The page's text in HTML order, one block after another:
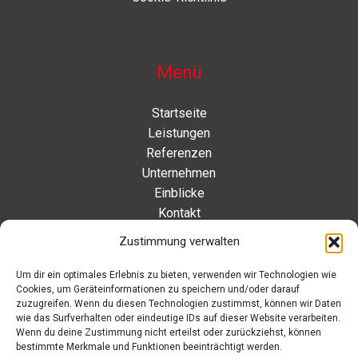
Zustimmung verwalten
Um dir ein optimales Erlebnis zu bieten, verwenden wir Technologien wie
Cookies, um Geräteinformationen zu speichern und/oder darauf
zuzugreifen. Wenn du diesen Technologien zustimmst, können wir Daten
wie das Surfverhalten oder eindeutige IDs auf dieser Website verarbeiten.
Wenn du deine Zustimmung nicht erteilst oder zurückziehst, können
bestimmte Merkmale und Funktionen beeinträchtigt werden.
Menü
Startseite
Leistungen
Referenzen
Unternehmen
Einblicke
Kontakt
Eleonorenstraße 20 | 30449 Hannover Deutschland
Telefon: +49 511 89 880 494
Telefax: +49 511 89 880 495